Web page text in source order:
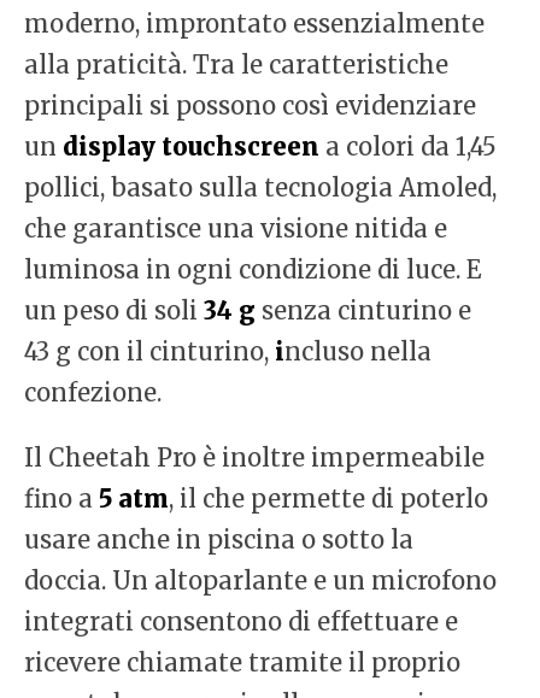
moderno, improntato essenzialmente
alla praticità. Tra le caratteristiche
principali si possono così evidenziare
un display touchscreen a colori da 1,45
pollici, basato sulla tecnologia Amoled,
che garantisce una visione nitida e
luminosa in ogni condizione di luce. E
un peso di soli 34 g senza cinturino e
43 g con il cinturino, incluso nella
confezione.
Il Cheetah Pro è inoltre impermeabile
fino a 5 atm, il che permette di poterlo
usare anche in piscina o sotto la
doccia. Un altoparlante e un microfono
integrati consentono di effettuare e
ricevere chiamate tramite il proprio